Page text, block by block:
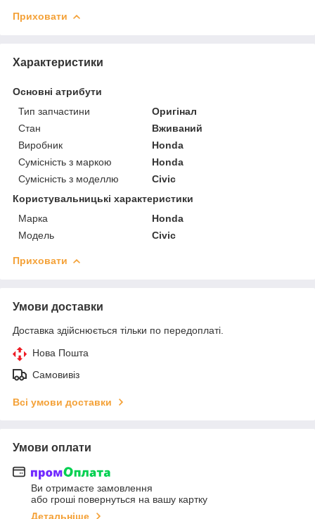
Приховати
Характеристики
Основні атрибути
Тип запчастини
Оригінал
Стан
Вживаний
Виробник
Honda
Сумісність з маркою
Honda
Сумісність з моделлю
Civic
Користувальницькі характеристики
Марка
Honda
Модель
Civic
Приховати
Умови доставки
Доставка здійснюється тільки по передоплаті.
Нова Пошта
Самовивіз
Всі умови доставки
Умови оплати
Ви отримаєте замовлення
або гроші повернуться на вашу картку
Детальніше